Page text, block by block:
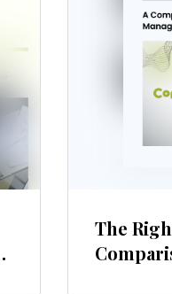
The